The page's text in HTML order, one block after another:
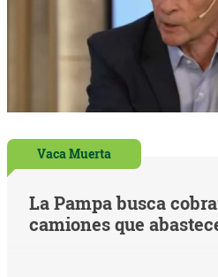
Vaca Muerta
La Pampa busca
camiones que